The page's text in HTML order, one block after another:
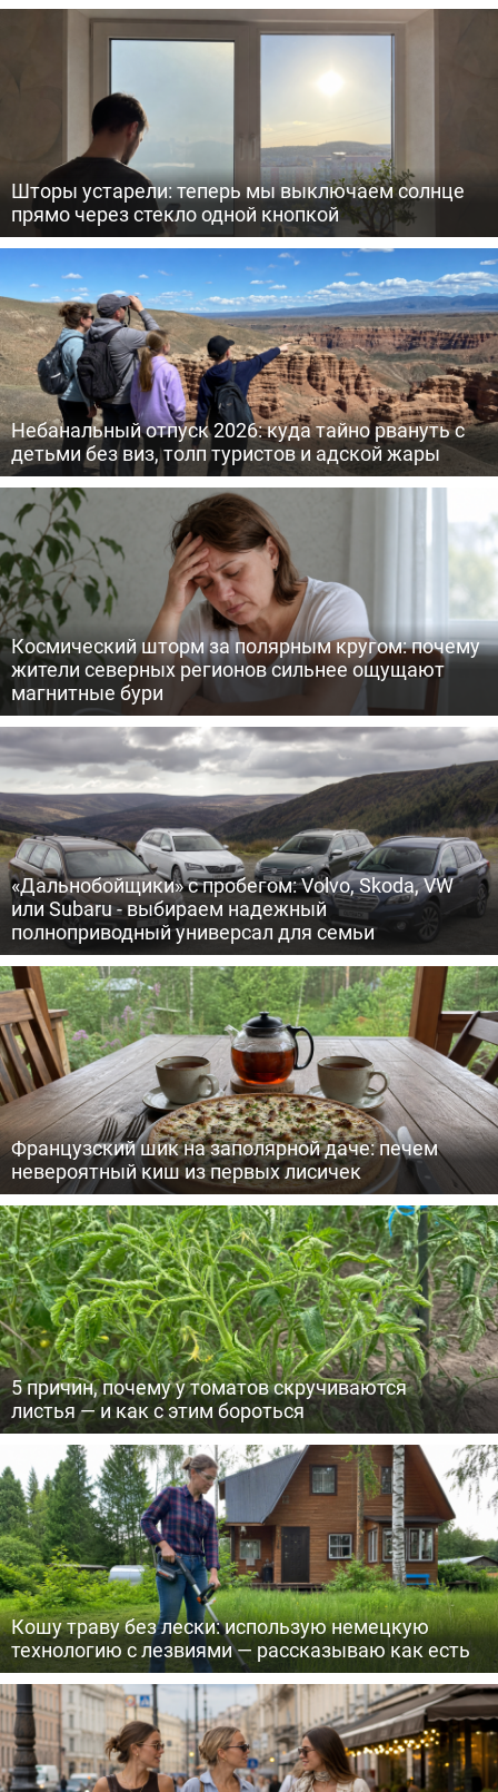
Шторы устарели: теперь мы выключаем солнце
прямо через стекло одной кнопкой
Небанальный отпуск 2026: куда тайно рвануть с
детьми без виз, толп туристов и адской жары
Космический шторм за полярным кругом: почему
жители северных регионов сильнее ощущают
магнитные бури
«Дальнобойщики» с пробегом: Volvo, Skoda, VW
или Subaru - выбираем надежный
полноприводный универсал для семьи
Французский шик на заполярной даче: печем
невероятный киш из первых лисичек
5 причин, почему у томатов скручиваются
листья — и как с этим бороться
Кошу траву без лески: использую немецкую
технологию с лезвиями — рассказываю как есть